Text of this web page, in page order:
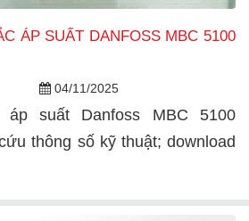
ÁP SUẤT DANFOSS MBC 5100
04/11/2025
áp suất Danfoss MBC 5100
thông số kỹ thuật; download